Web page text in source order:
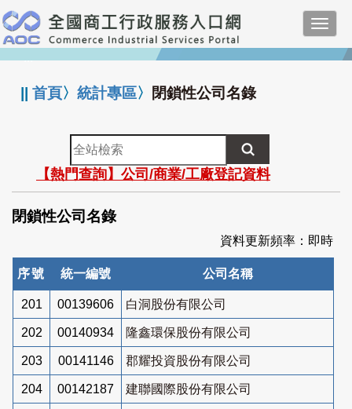
跳
到
主
要
:::
||首頁〉統計專區〉 閉鎖性公司名錄
全
站
檢
索
【熱門查詢】公司/商業/工廠登記資料
閉鎖性公司名錄
資料更新頻率：即時
序號 統一編號 公司名稱
201 00139606 白洞股份有限公司
202 00140934 隆鑫環保股份有限公司
203 00141146 郡耀投資股份有限公司
204 00142187 建聯國際股份有限公司